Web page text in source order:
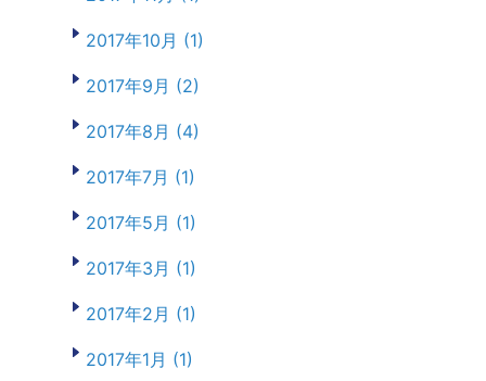
2017年10月 (1)
2017年9月 (2)
2017年8月 (4)
2017年7月 (1)
2017年5月 (1)
2017年3月 (1)
2017年2月 (1)
2017年1月 (1)